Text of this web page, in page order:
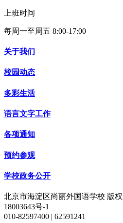
上班时间
每周一至周五 8:00-17:00
关于我们
校园动态
多彩生活
语言文字工作
各项通知
预约参观
学校政务公开
北京市海淀区尚丽外国语学校 版
18003643号-1
010-82597400 | 62591241